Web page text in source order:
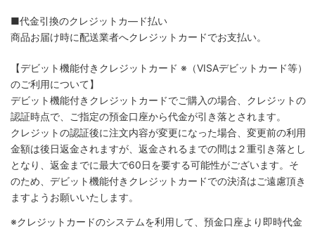
■代金引換のクレジットカ―ド払い
商品お届け時に配送業者へクレジットカードでお支払い。
【デビット機能付きクレジットカード ※（VISAデビットカード等）
のご利用について】
デビット機能付きクレジットカードでご購入の場合、クレジットの
認証時点で、ご指定の預金口座から代金が引き落とされます。
クレジットの認証後に注文内容が変更になった場合、変更前の利用
金額は後日返金されますが、返金されるまでの間は２重引き落とし
となり、返金までに最大で60日を要する可能性がございます。そ
のため、デビット機能付きクレジットカードでの決済はご遠慮頂き
ますようお願いいたします。
※クレジットカードのシステムを利用して、預金口座より即時代金